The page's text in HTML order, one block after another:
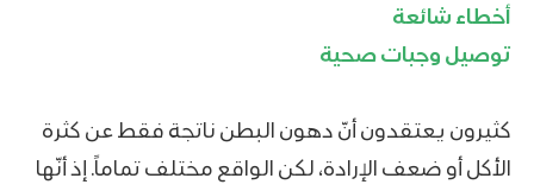
أخطاء شائعة
توصيل وجبات صحية
كثيرون يعتقدون أنّ دهون البطن ناتجة فقط عن كثرة
الأكل أو ضعف الإرادة، لكن الواقع مختلف تماماً. إذ أنّها